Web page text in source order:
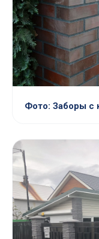
Фото: Заборы с